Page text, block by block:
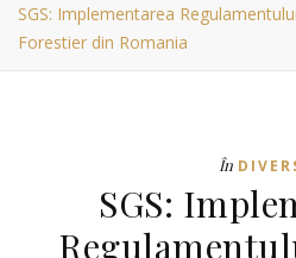
SGS: Implementarea
Forestier din Romania
În
SGS: